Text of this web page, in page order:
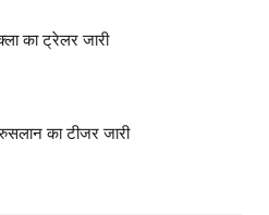
का ट्रेलर जारी
का टीजर जारी